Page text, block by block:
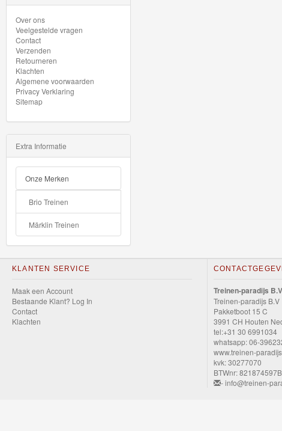
School
Chuggington
Hot
Wheels
Majorette
autos
Siku
GraviTrax
Little
Dutch
Super
Mario
Disney
Cars
3
Over ons
Veelgestelde vragen
Contact
Verzenden
Retourneren
Klachten
Algemene voorwaarden
Privacy Verklaring
Sitemap
Extra Informatie
Onze Merken
Brio Treinen
Märklin Treinen
KLANTEN SERVICE
Maak een Account
Bestaande Klant? Log In
Contact
Klachten
Treinen-paradijs
Treinen-paradijs B.V
Pakketboot 15 C
3991 CH Houten
tel:+31 30 6991034
whatsapp: 06-
www.treinen-
kvk: 30277070
BTWnr:
- info@treinen-